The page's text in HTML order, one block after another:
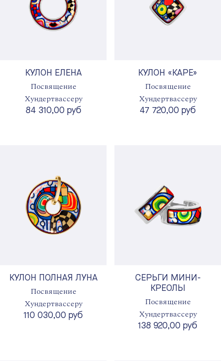
КУЛОН ЕЛЕНА
Посвящение
Хундертвассеру
84 310,00 руб
КУЛОН «КАРЕ»
Посвящение
Хундертвассеру
47 720,00 руб
КУЛОН ПОЛНАЯ ЛУНА
Посвящение
Хундертвассеру
110 030,00 руб
СЕРЬГИ МИНИ-
КРЕОЛЫ
Посвящение
Хундертвассеру
138 920,00 руб